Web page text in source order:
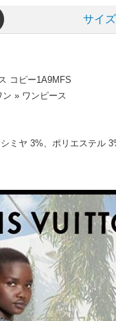
サイ
コピー1A9MFS
» ワンピース
ミヤ 3%、ポリエステル